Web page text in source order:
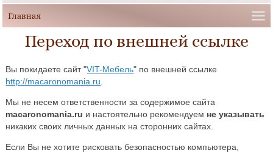
Переход по внешней ссылке
Вы покидаете сайт "VIT-Мебель" по внешней ссылке
http://macaronomania.ru
Мы не несем ответственности за содержимое сайта
macaronomania.ru и настоятельно рекомендуем не указывать
никаких своих личных данных на сторонних сайтах.
Если Вы не хотите рисковать безопасностью компьютера,